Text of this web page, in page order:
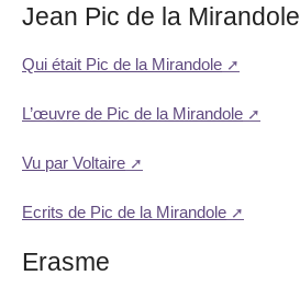
Jean Pic de la Mirandole
Qui était Pic de la Mirandole
L’œuvre de Pic de la Mirandole
Vu par Voltaire
Ecrits de Pic de la Mirandole
Erasme